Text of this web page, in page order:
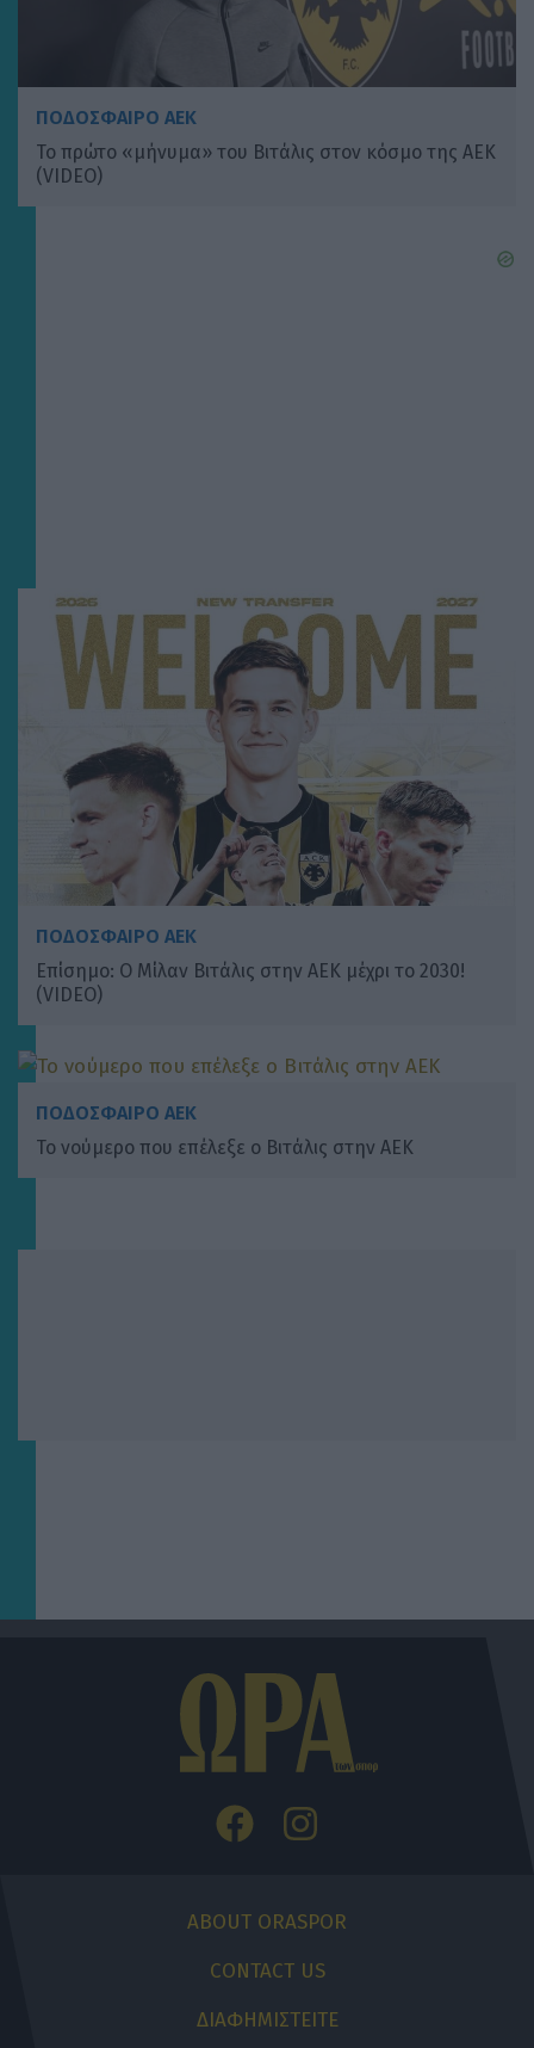
ΠΟΔΟΣΦΑΙΡΟ ΑΕΚ
Το πρώτο «μήνυμα» του Βιτάλις στον κόσμο της ΑΕΚ
(VIDEO)
ΠΟΔΟΣΦΑΙΡΟ ΑΕΚ
Επίσημο: Ο Μίλαν Βιτάλις στην ΑΕΚ μέχρι το 2030!
(VIDEO)
ΠΟΔΟΣΦΑΙΡΟ ΑΕΚ
To νούμερο που επέλεξε ο Βιτάλις στην ΑΕΚ
ABOUT ORASPOR
CONTACT US
ΔΙΑΦΗΜΙΣΤΕΙΤΕ